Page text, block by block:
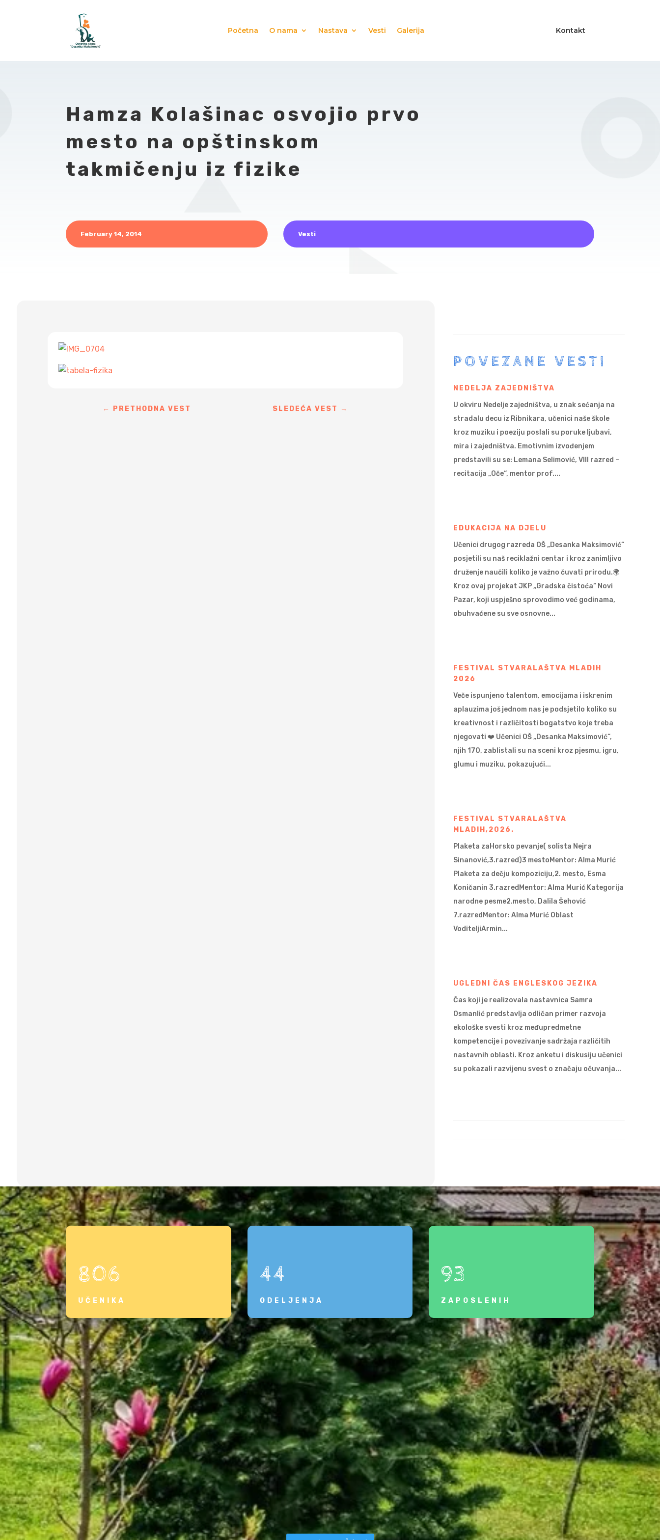
Početna O nama Nastava Vesti Galerija Kontakt
Hamza Kolašinac osvojio prvo
mesto na opštinskom
takmičenju iz fizike
February 14, 2014 Vesti
← PRETHODNA VEST SLEDEĆA VEST →
POVEZANE VESTI
NEDELJA ZAJEDNIŠTVA
U okviru Nedelje zajedništva, u znak sećanja na
stradalu decu iz Ribnikara, učenici naše škole
kroz muziku i poeziju poslali su poruke ljubavi,
mira i zajedništva. Emotivnim izvođenjem
predstavili su se: Lemana Selimović, VIII razred –
recitacija „Oče“, mentor prof....
EDUKACIJA NA DJELU
Učenici drugog razreda OŠ „Desanka Maksimović“
posjetili su naš reciklažni centar i kroz zanimljivo
druženje naučili koliko je važno čuvati prirodu.🌍
Kroz ovaj projekat JKP „Gradska čistoća“ Novi
Pazar, koji uspješno sprovodimo već godinama,
obuhvaćene su sve osnovne...
FESTIVAL STVARALAŠTVA MLADIH
2026
Veče ispunjeno talentom, emocijama i iskrenim
aplauzima još jednom nas je podsjetilo koliko su
kreativnost i različitosti bogatstvo koje treba
njegovati ❤️ Učenici OŠ „Desanka Maksimović“,
njih 170, zablistali su na sceni kroz pjesmu, igru,
glumu i muziku, pokazujući...
FESTIVAL STVARALAŠTVA
MLADIH,2026.
Plaketa zaHorsko pevanje( solista Nejra
Sinanović,3.razred)3 mestoMentor: Alma Murić
Plaketa za dečju kompoziciju,2. mesto, Esma
Koničanin 3.razredMentor: Alma Murić Kategorija
narodne pesme2.mesto, Dalila Šehović
7.razredMentor: Alma Murić Oblast
VoditeljiArmin...
UGLEDNI ČAS ENGLESKOG JEZIKA
Čas koji je realizovala nastavnica Samra
Osmanlić predstavlja odličan primer razvoja
ekološke svesti kroz međupredmetne
kompetencije i povezivanje sadržaja različitih
nastavnih oblasti. Kroz anketu i diskusiju učenici
su pokazali razvijenu svest o značaju očuvanja...
806
UČENIKA
44
ODELJENJA
93
ZAPOSLENIH